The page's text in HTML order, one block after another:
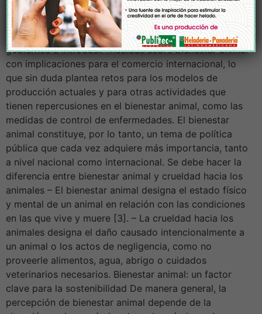
el transporte y el sacrificio de los animales. Estas
preocupaciones han inducido a un cambio en los
hábitos de consumo e incluso han llevado a algunos
gobiernos a introducir medidas sobre bienestar animal
con implicaciones para el comercio internacional, lo
que sin duda plantea retos para los modelos de
producción actuales y para otras actividades que
tienen repercusiones en el bienestar animal, como las
medidas de control de enfermedades. El bienestar
animal constituye, por lo tanto, un tema de política
pública que cada vez adquiere más importancia, tanto
a nivel nacional como internacional. Se debe hacer la
diferencia entre bienestar animal y crueldad hacia los
animales – El bienestar animal designa el estado físico
y mental de un animal en relación con las condiciones
en las que vive y muere [3]. – La crueldad hacia los
animales designa el daño causado intencionalmente a
un animal o los actos de negligencia, como no
proveerle alimentos, agua, abrigo o cuidados
veterinarios necesarios. Bienestar animal: un factor
clave para la sostenibilidad De manera general, la
percepción de bienestar animal depende de la